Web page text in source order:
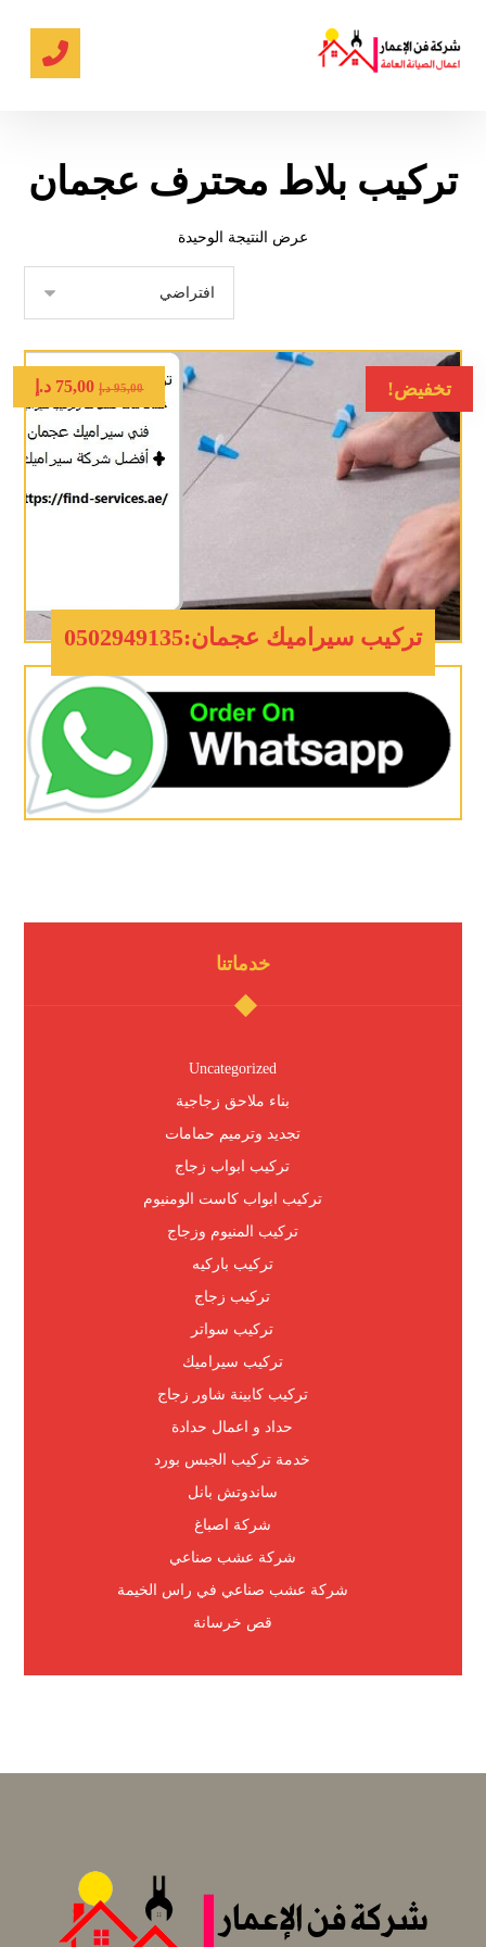
تركيب بلاط محترف عجمان
عرض النتيجة الوحيدة
تخفيض!
تركيب سيراميك عجمان:0502949135
95,00 د.إ 75,00 د.إ
خدماتنا
Uncategorized
بناء ملاحق زجاجية
تجديد وترميم حمامات
تركيب ابواب زجاج
تركيب ابواب كاست الومنيوم
تركيب المنيوم وزجاج
تركيب باركيه
تركيب زجاج
تركيب سواتر
تركيب سيراميك
تركيب كابينة شاور زجاج
حداد و اعمال حدادة
خدمة تركيب الجبس بورد
ساندوتش بانل
شركة اصباغ
شركة عشب صناعي
شركة عشب صناعي في راس الخيمة
قص خرسانة